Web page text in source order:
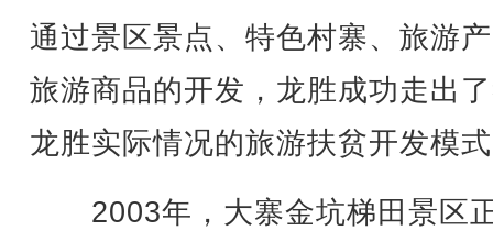
通过景区景点、特色村寨、旅游
旅游商品的开发，龙胜成功走出
龙胜实际情况的旅游扶贫开发模
2003年，大寨金坑梯田景区